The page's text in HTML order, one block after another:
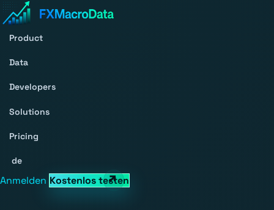
Product
Data
Developers
Solutions
Pricing
de
Anmelden Kostenlos testen